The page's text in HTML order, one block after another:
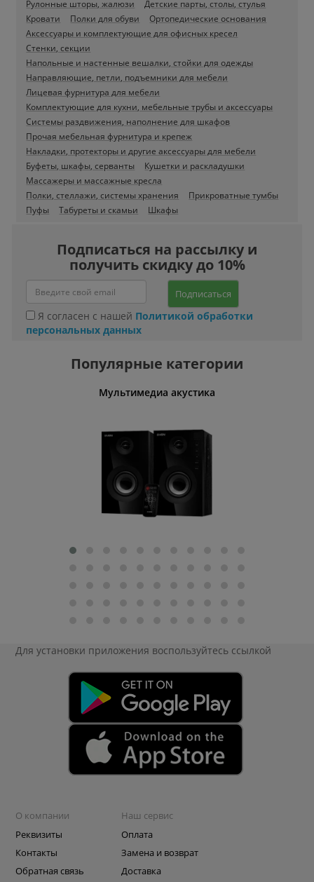
Рулонные шторы, жалюзи
Детские парты, столы, стулья
Кровати
Полки для обуви
Ортопедические основания
Аксессуары и комплектующие для офисных кресел
Стенки, секции
Напольные и настенные вешалки, стойки для одежды
Направляющие, петли, подъемники для мебели
Лицевая фурнитура для мебели
Комплектующие для кухни, мебельные трубы и аксессуары
Системы раздвижения, наполнение для шкафов
Прочая мебельная фурнитура и крепеж
Накладки, протекторы и другие аксессуары для мебели
Буфеты, шкафы, серванты
Кушетки и раскладушки
Массажеры и массажные кресла
Полки, стеллажи, системы хранения
Прикроватные тумбы
Пуфы
Табуреты и скамьи Шкафы
Подписаться на рассылку и
получить скидку до 10%
Подписаться
Я согласен с нашей Политикой обработки
персональных данных
Популярные категории
Мультимедиа акустика
Для установки приложения воспользуйтесь ссылкой
О компании
Реквизиты
Контакты
Обратная связь
Наш сервис
Оплата
Замена и возврат
Доставка